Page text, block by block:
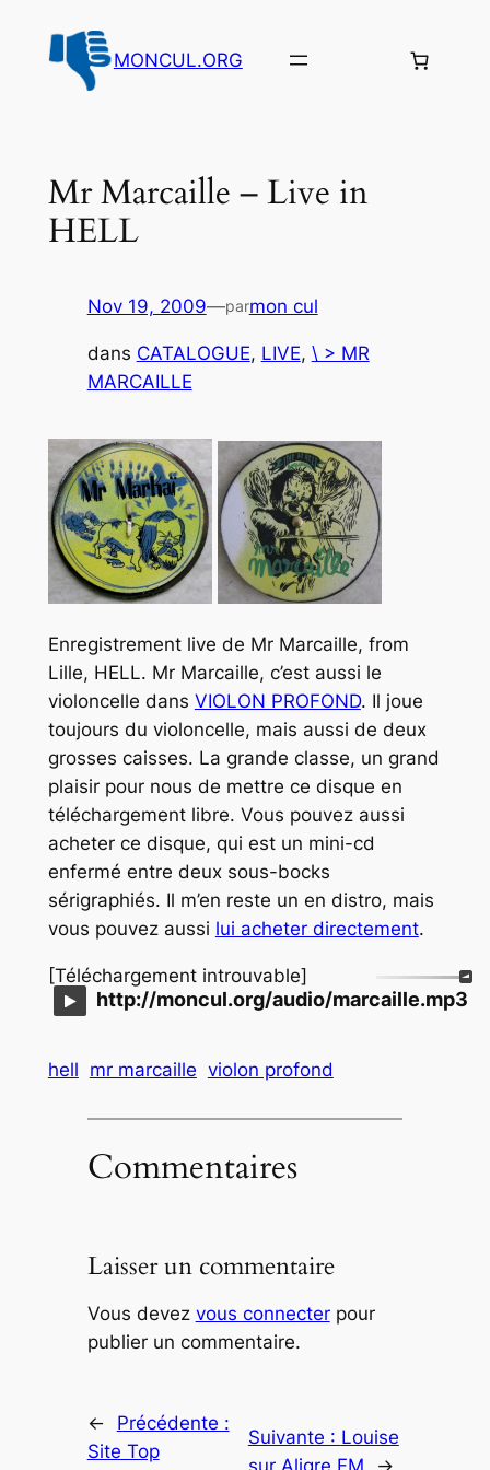
contenu
MONCUL.ORG
Mr Marcaille – Live in
HELL
Nov 19, 2009—parmon cul
dans CATALOGUE, LIVE, \ > MR
MARCAILLE
Enregistrement live de Mr Marcaille, from
Lille, HELL. Mr Marcaille, c’est aussi le
violoncelle dans VIOLON PROFOND. Il joue
toujours du violoncelle, mais aussi de deux
grosses caisses. La grande classe, un grand
plaisir pour nous de mettre ce disque en
téléchargement libre. Vous pouvez aussi
acheter ce disque, qui est un mini-cd
enfermé entre deux sous-bocks
sérigraphiés. Il m’en reste un en distro, mais
vous pouvez aussi lui acheter directement.
[Téléchargement introuvable]
http://moncul.org/audio/marcaille.mp3
hell mr marcaille violon profond
Commentaires
Laisser un commentaire
Vous devez vous connecterpour
publier un commentaire.
←
Précédente :
Site Top
Suivante : Louise